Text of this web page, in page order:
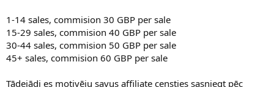
1-14 sales, commision 30 GBP per sale
15-29 sales, commision 40 GBP per sale
30-44 sales, commision 50 GBP per sale
45+ sales, commision 60 GBP per sale
Tādejādi es motivēju savus affiliate censties sasniegt pēc